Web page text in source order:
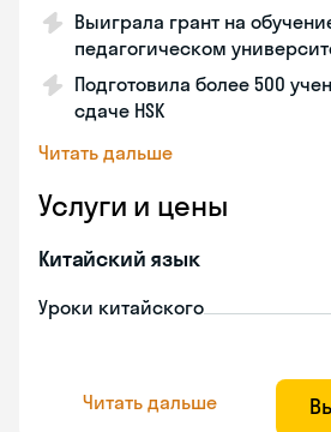
Выиграла грант на
педагогическом
Подготовила более 500
сдаче HSK
Читать дальше
Услуги и цены
Китайский язык
Уроки китайского
Читать дальше